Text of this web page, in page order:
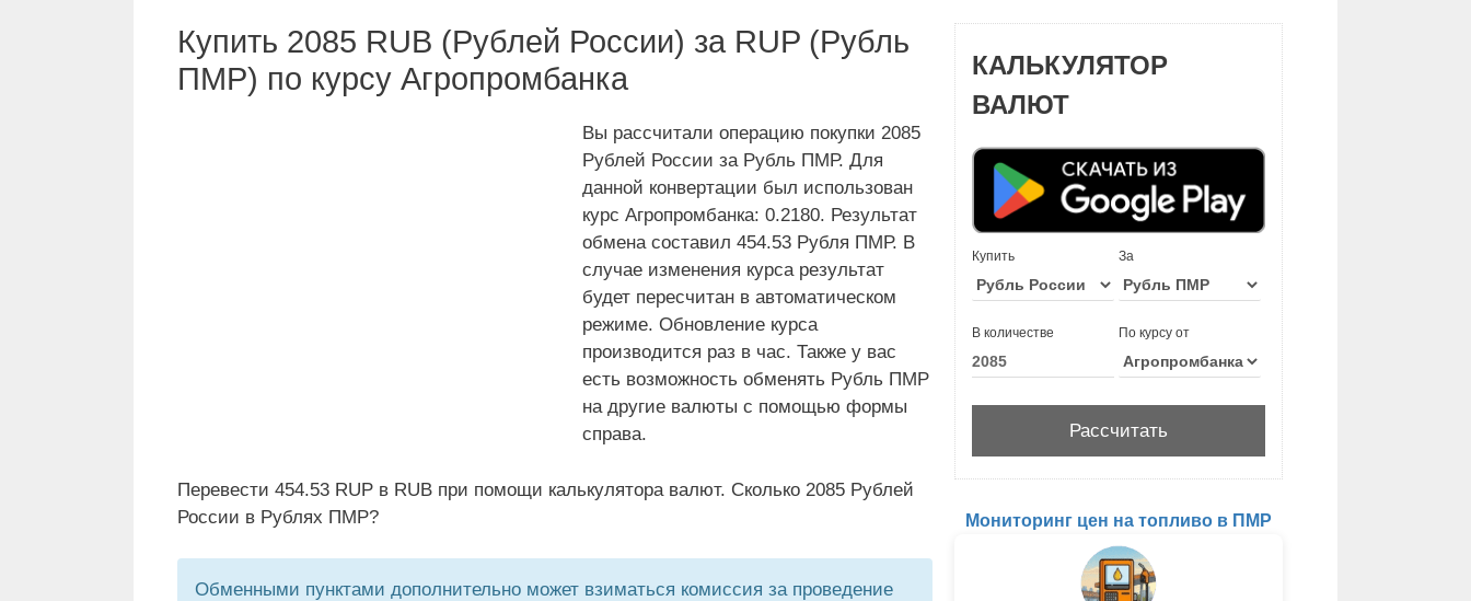
Купить 2085 RUB (Рублей России) за RUP (Рубль
ПМР) по курсу Агропромбанка
Вы рассчитали операцию покупки 2085
Рублей России за Рубль ПМР. Для
данной конвертации был использован
курс Агропромбанка: 0.2180. Результат
обмена составил 454.53 Рубля ПМР. В
случае изменения курса результат
будет пересчитан в автоматическом
режиме. Обновление курса
производится раз в час. Также у вас
есть возможность обменять Рубль ПМР
на другие валюты с помощью формы
справа.
Перевести 454.53 RUP в RUB при помощи калькулятора валют. Сколько 2085 Рублей
России в Рублях ПМР?
Обменными пунктами дополнительно может взиматься комиссия за проведение
КАЛЬКУЛЯТОР
ВАЛЮТ
Купить За
В количестве По курсу от
Мониторинг цен на топливо в ПМР